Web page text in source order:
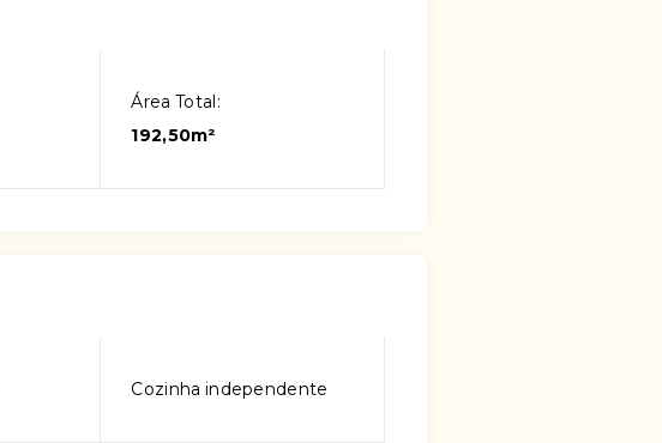
Área Total:
192,50m²
Cozinha independente